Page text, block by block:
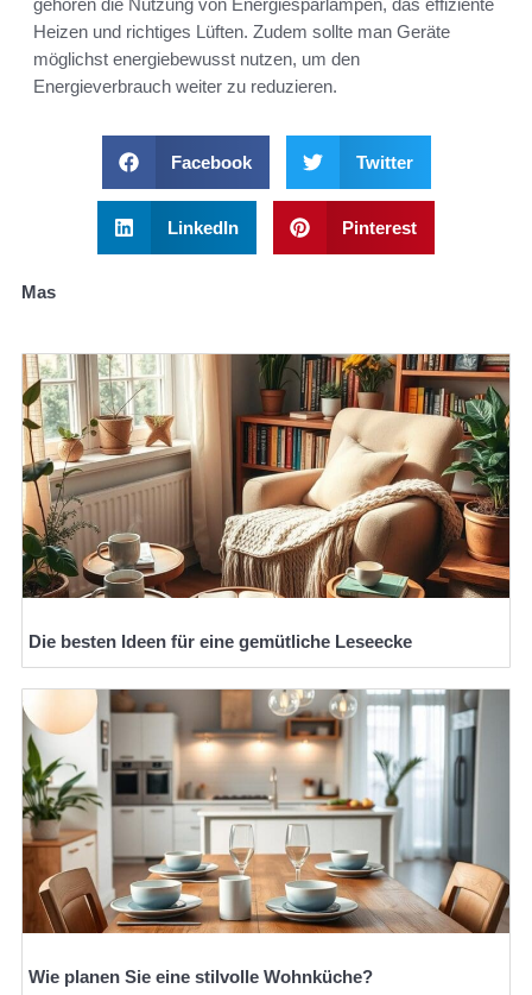
Heizen und richtiges Lüften. Zudem sollte man Geräte
möglichst energiebewusst nutzen, um den
Energieverbrauch weiter zu reduzieren.
Facebook Twitter
LinkedIn Pinterest
Mas
Die besten Ideen für eine gemütliche Leseecke
Wie planen Sie eine stilvolle Wohnküche?